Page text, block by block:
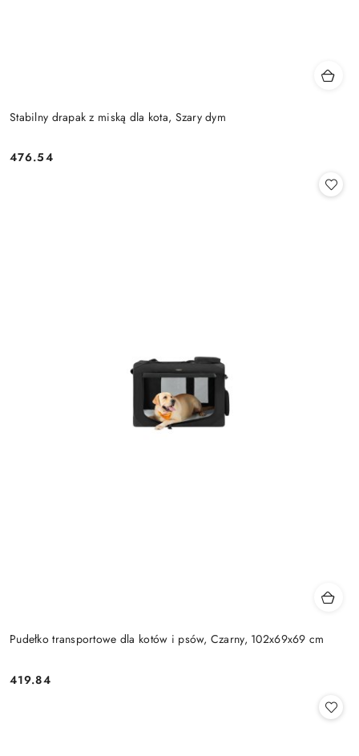
Stabilny drapak z miską dla kota, Szary dym
Cena:
476.54
Pudełko transportowe dla kotów i psów, Czarny, 102x69x69 cm
Cena:
419.84